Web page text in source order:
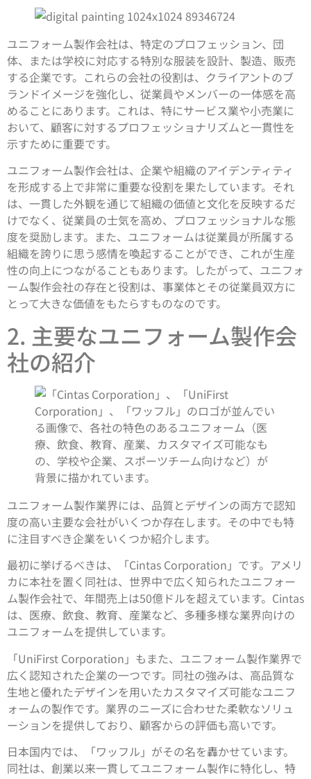
ユニフォーム製作会社は、特定のプロフェッション、団
体、または学校に対応する特別な服装を設計、製造、販売
する企業です。これらの会社の役割は、クライアントのブ
ランドイメージを強化し、従業員やメンバーの一体感を高
めることにあります。これは、特にサービス業や小売業に
おいて、顧客に対するプロフェッショナリズムと一貫性を
示すために重要です。
ユニフォーム製作会社は、企業や組織のアイデンティティ
を形成する上で非常に重要な役割を果たしています。それ
は、一貫した外観を通じて組織の価値と文化を反映するだ
けでなく、従業員の士気を高め、プロフェッショナルな態
度を奨励します。また、ユニフォームは従業員が所属する
組織を誇りに思う感情を喚起することができ、これが生産
性の向上につながることもあります。したがって、ユニフォ
ーム製作会社の存在と役割は、事業体とその従業員双方に
とって大きな価値をもたらすものなのです。
2. 主要なユニフォーム製作会
社の紹介
ユニフォーム製作業界には、品質とデザインの両方で認知
度の高い主要な会社がいくつか存在します。その中でも特
に注目すべき企業をいくつか紹介します。
最初に挙げるべきは、「Cintas Corporation」です。アメリ
カに本社を置く同社は、世界中で広く知られたユニフォー
ム製作会社で、年間売上は50億ドルを超えています。Cintas
は、医療、飲食、教育、産業など、多種多様な業界向けの
ユニフォームを提供しています。
「UniFirst Corporation」もまた、ユニフォーム製作業界で
広く認知された企業の一つです。同社の強みは、高品質な
生地と優れたデザインを用いたカスタマイズ可能なユニフ
ォームの製作です。業界のニーズに合わせた柔軟なソリュ
ーションを提供しており、顧客からの評価も高いです。
日本国内では、「ワッフル」がその名を轟かせています。
同社は、創業以来一貫してユニフォーム製作に特化し、特